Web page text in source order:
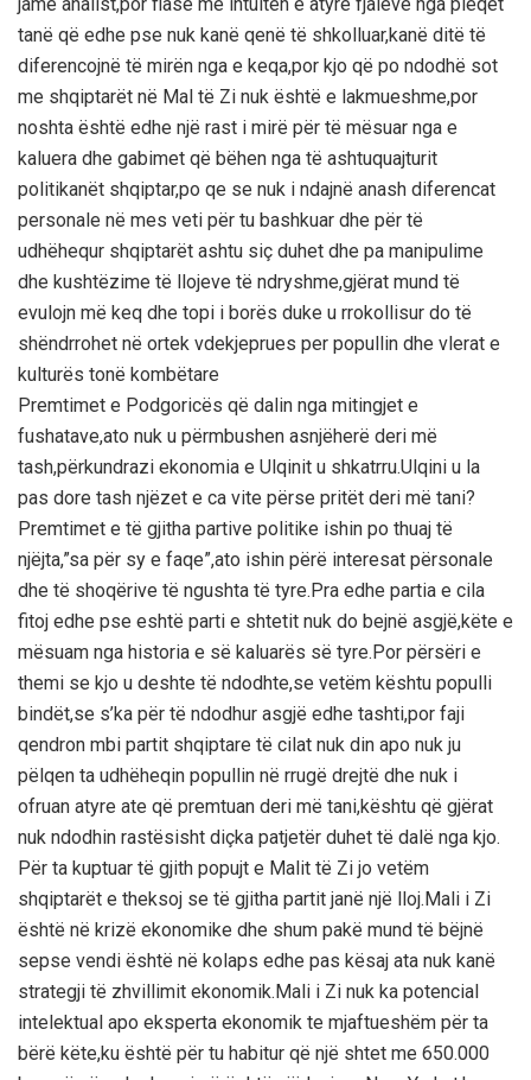
tanë që edhe pse nuk kanë qenë të shkolluar,kanë ditë të
diferencojnë të mirën nga e keqa,por kjo që po ndodhë sot
me shqiptarët në Mal të Zi nuk është e lakmueshme,por
noshta është edhe një rast i mirë për të mësuar nga e
kaluera dhe gabimet që bëhen nga të ashtuquajturit
politikanët shqiptar,po qe se nuk i ndajnë anash diferencat
personale në mes veti për tu bashkuar dhe për të
udhëhequr shqiptarët ashtu siç duhet dhe pa manipulime
dhe kushtëzime të llojeve të ndryshme,gjërat mund të
evulojn më keq dhe topi i borës duke u rrokollisur do të
shëndrrohet në ortek vdekjeprues per popullin dhe vlerat e
kulturës tonë kombëtare
Premtimet e Podgoricës që dalin nga mitingjet e
fushatave,ato nuk u përmbushen asnjëherë deri më
tash,përkundrazi ekonomia e Ulqinit u shkatrru.Ulqini u la
pas dore tash njëzet e ca vite përse pritët deri më tani?
Premtimet e të gjitha partive politike ishin po thuaj të
njëjta,”sa për sy e faqe”,ato ishin përë interesat përsonale
dhe të shoqërive të ngushta të tyre.Pra edhe partia e cila
fitoj edhe pse eshtë parti e shtetit nuk do bejnë asgjë,këte e
mësuam nga historia e së kaluarës së tyre.Por përsëri e
themi se kjo u deshte të ndodhte,se vetëm kështu populli
bindët,se s’ka për të ndodhur asgjë edhe tashti,por faji
qendron mbi partit shqiptare të cilat nuk din apo nuk ju
pëlqen ta udhëheqin popullin në rrugë drejtë dhe nuk i
ofruan atyre ate që premtuan deri më tani,kështu që gjërat
nuk ndodhin rastësisht diçka patjetër duhet të dalë nga kjo.
Për ta kuptuar të gjith popujt e Malit të Zi jo vetëm
shqiptarët e theksoj se të gjitha partit janë një lloj.Mali i Zi
është në krizë ekonomike dhe shum pakë mund të bëjnë
sepse vendi është në kolaps edhe pas kësaj ata nuk kanë
strategji të zhvillimit ekonomik.Mali i Zi nuk ka potencial
intelektual apo eksperta ekonomik te mjaftueshëm për ta
bërë këte,ku është për tu habitur që një shtet me 650.000